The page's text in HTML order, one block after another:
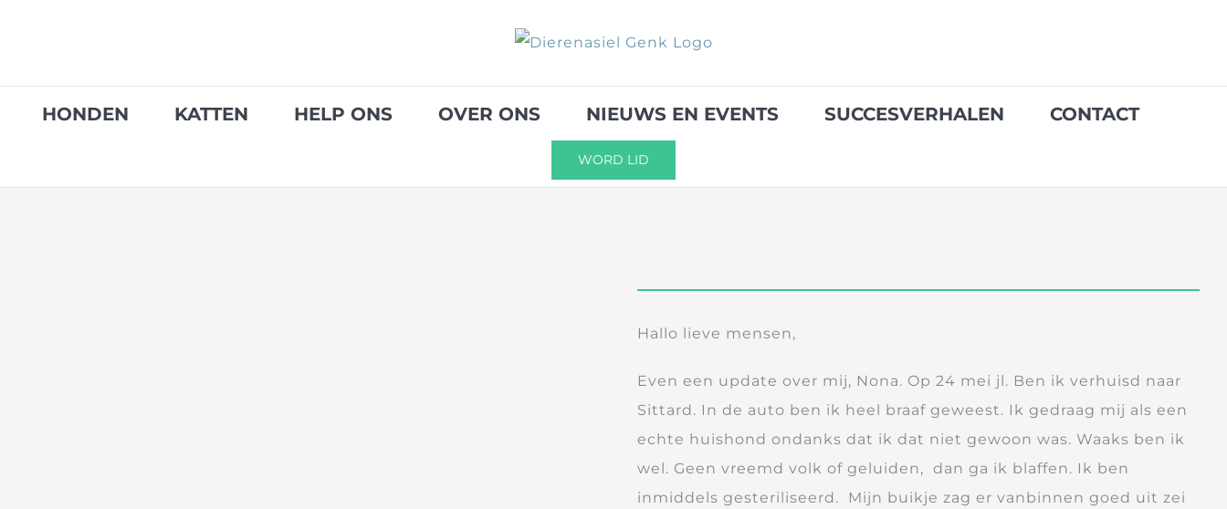
HONDEN KATTEN HELP ONS OVER ONS NIEUWS EN EVENTS SUCCESVERHALEN CONTACT
WORD LID
Hallo lieve mensen,
Even een update over mij, Nona. Op 24 mei jl. Ben ik verhuisd naar
Sittard. In de auto ben ik heel braaf geweest. Ik gedraag mij als een
echte huishond ondanks dat ik dat niet gewoon was. Waaks ben ik
wel. Geen vreemd volk of geluiden, dan ga ik blaffen. Ik ben
inmiddels gesteriliseerd. Mijn buikje zag er vanbinnen goed uit zei